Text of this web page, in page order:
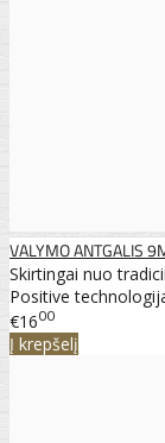
VALYMO ANTGALIS
Skirtingai nuo
Positive
€1600
Į krepšelį